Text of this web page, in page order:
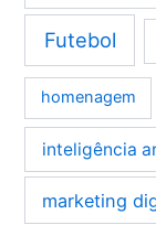
Futebol
homenagem
inteligência
marketing